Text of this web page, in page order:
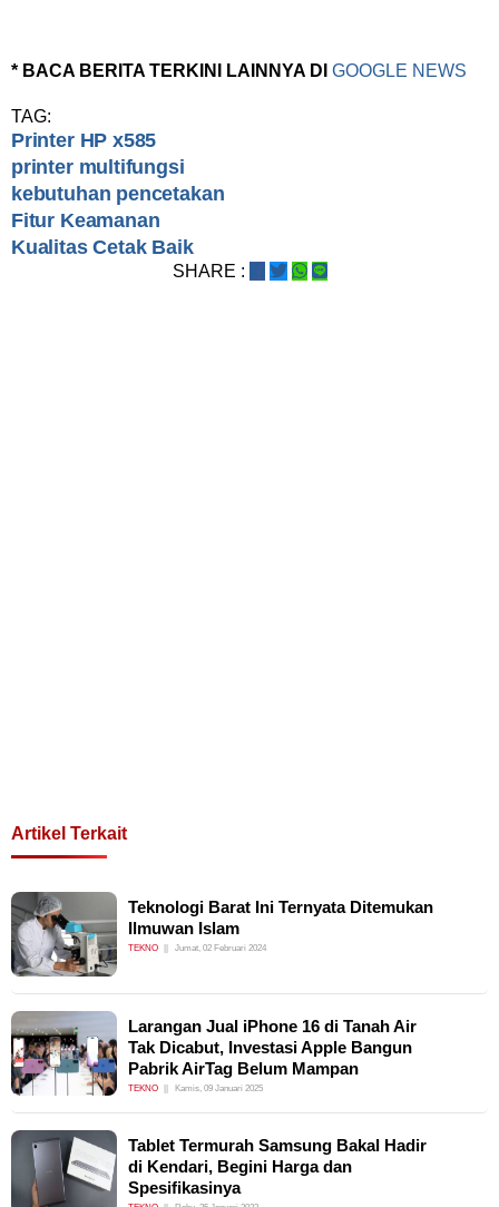
* BACA BERITA TERKINI LAINNYA DI GOOGLE NEWS
TAG:
Printer HP x585
printer multifungsi
kebutuhan pencetakan
Fitur Keamanan
Kualitas Cetak Baik
SHARE :
Artikel Terkait
Teknologi Barat Ini Ternyata Ditemukan
Ilmuwan Islam
TEKNO Jumat, 02 Februari 2024
Larangan Jual iPhone 16 di Tanah Air
Tak Dicabut, Investasi Apple Bangun
Pabrik AirTag Belum Mampan
TEKNO Kamis, 09 Januari 2025
Tablet Termurah Samsung Bakal Hadir
di Kendari, Begini Harga dan
Spesifikasinya